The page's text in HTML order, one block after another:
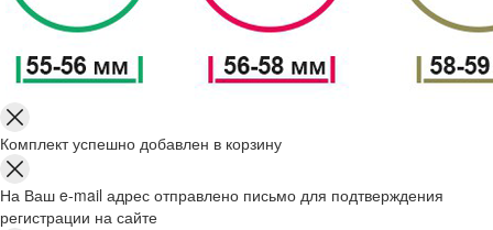
Комплект успешно добавлен в корзину
На Ваш e-mail адрес отправлено письмо для подтверждения
регистрации на сайте